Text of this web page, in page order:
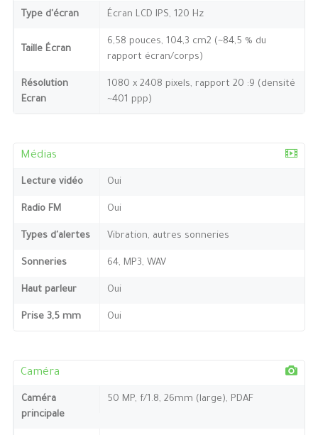
Type d'écran Écran LCD IPS, 120 Hz
Taille Écran
6,58 pouces, 104,3 cm2 (~84,5 % du
rapport écran/corps)
Résolution
Ecran
1080 x 2408 pixels, rapport 20 :9 (densité
~401 ppp)
Médias
Lecture vidéo Oui
Radio FM Oui
Types d'alertes Vibration, autres sonneries
Sonneries 64, MP3, WAV
Haut parleur Oui
Prise 3,5 mm Oui
Caméra
Caméra
principale
50 MP, f/1.8, 26mm (large), PDAF